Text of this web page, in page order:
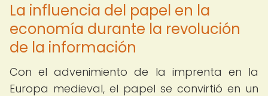
La influencia del papel en la
economía durante la revolución
de la información
Con el advenimiento de la imprenta en la
Europa medieval, el papel se convirtió en un